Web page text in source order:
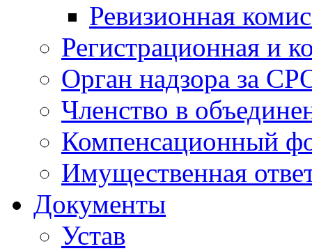
Ревизионная
Регистрационная и
Орган надзора за
Членство в
Компенсационный
Имущественная
Документы
Устав